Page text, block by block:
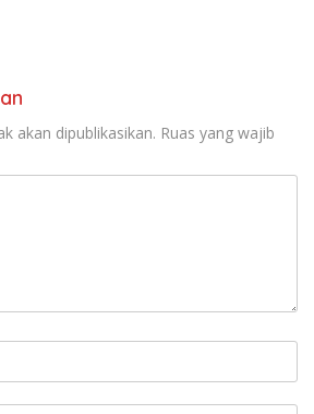
akan dipublikasikan. Ruas yang wajib